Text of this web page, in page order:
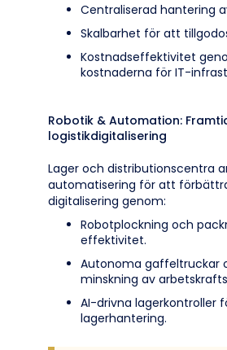
Centraliserad hantering
Skalbarhet för att
Kostnadseffektivitet
kostnaderna för IT-
Robotik & Automation:
logistikdigitalisering
Lager och distributionscentra
automatisering för att
digitalisering genom:
Robotplockning och
effektivitet.
Autonoma gaffeltruckar
minskning av
AI-drivna lagerkontroller
lagerhantering.